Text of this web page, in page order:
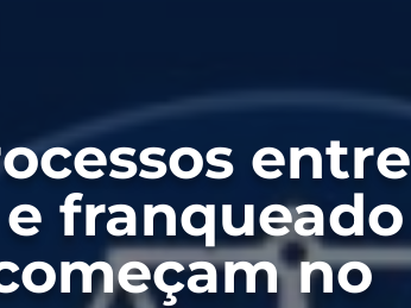
entre
franqueado
no